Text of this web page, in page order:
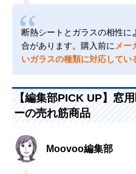
断熱シートとガラスの相性
合があります。購入前にメー
いガラスの種類に対応してい
【編集部PICK UP】窓
ーの売れ筋商品
Moovoo編集部